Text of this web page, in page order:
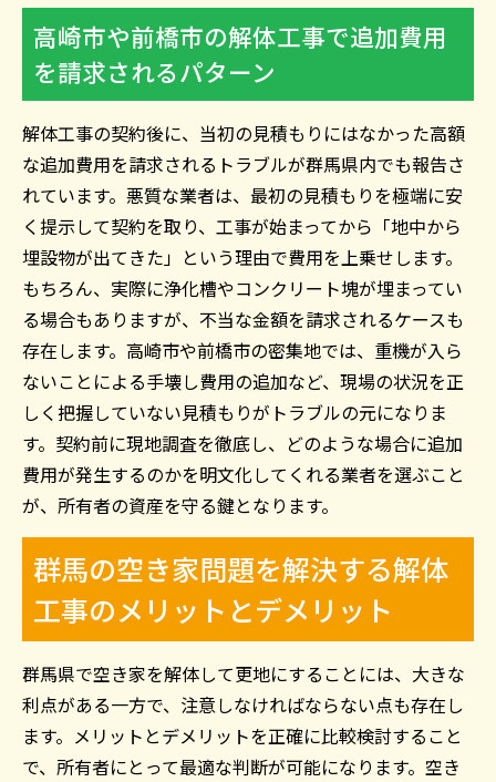
高崎市や前橋市の解体工事で追加費用
を請求されるパターン
解体工事の契約後に、当初の見積もりにはなかった高額
な追加費用を請求されるトラブルが群馬県内でも報告さ
れています。悪質な業者は、最初の見積もりを極端に安
く提示して契約を取り、工事が始まってから「地中から
埋設物が出てきた」という理由で費用を上乗せします。
もちろん、実際に浄化槽やコンクリート塊が埋まってい
る場合もありますが、不当な金額を請求されるケースも
存在します。高崎市や前橋市の密集地では、重機が入ら
ないことによる手壊し費用の追加など、現場の状況を正
しく把握していない見積もりがトラブルの元になりま
す。契約前に現地調査を徹底し、どのような場合に追加
費用が発生するのかを明文化してくれる業者を選ぶこと
が、所有者の資産を守る鍵となります。
群馬の空き家問題を解決する解体
工事のメリットとデメリット
群馬県で空き家を解体して更地にすることには、大きな
利点がある一方で、注意しなければならない点も存在し
ます。メリットとデメリットを正確に比較検討すること
で、所有者にとって最適な判断が可能になります。空き